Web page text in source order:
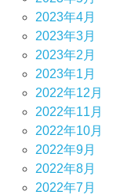
2023年4月
2023年3月
2023年2月
2023年1月
2022年12月
2022年11月
2022年10月
2022年9月
2022年8月
2022年7月